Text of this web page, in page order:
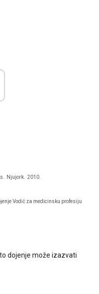
Njujork. 2010.
Vodič za medicinsku profesiju
dojenje može izazvati